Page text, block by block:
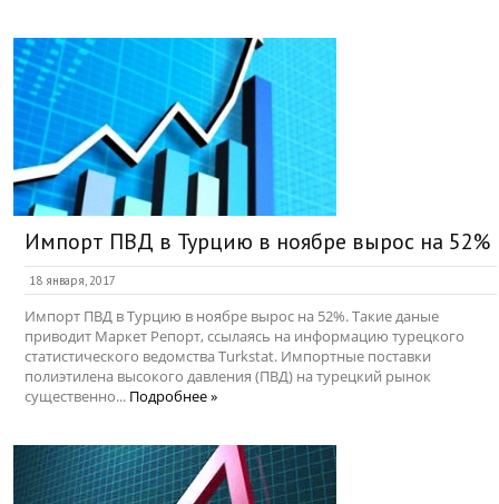
Импорт ПВД в Турцию в ноябре вырос на 52%
18 января, 2017
Импорт ПВД в Турцию в ноябре вырос на 52%. Такие даные
приводит Маркет Репорт, ссылаясь на информацию турецкого
статистического ведомства Turkstat. Импортные поставки
полиэтилена высокого давления (ПВД) на турецкий рынок
существенно... Подробнее »